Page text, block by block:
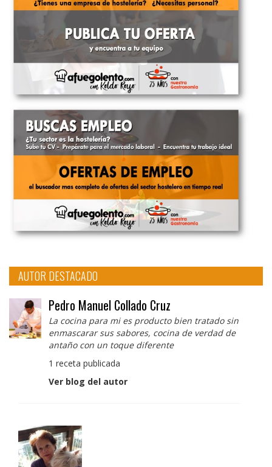
AUTOR DESTACADO
Pedro Manuel Collado Cruz
La cocina para mi es producto bien tratado sin
enmascarar sus sabores, cocina de verdad de
antaño con un toque diferente
1 receta publicada
Ver blog del autor